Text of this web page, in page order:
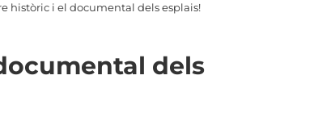
històric i el documental dels esplais!
dels